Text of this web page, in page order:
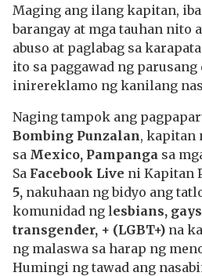
Maging ang ilang kapitan,
barangay at mga tauhan nito
abuso at paglabag sa
ito sa paggawad ng
inirereklamo ng kanilang
Naging tampok ang
Bombing Punzalan, kapitan
sa Mexico, Pampanga sa
Sa Facebook Live ni Kapitan
5, nakuhaan ng bidyo ang
komunidad ng lesbians,
transgender, + (LGBT+) na
ng malaswa sa harap ng
Humingi ng tawad ang